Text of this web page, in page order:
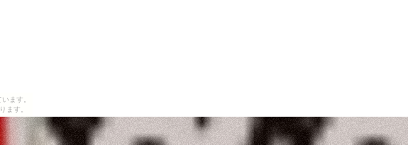
ます。
ます。